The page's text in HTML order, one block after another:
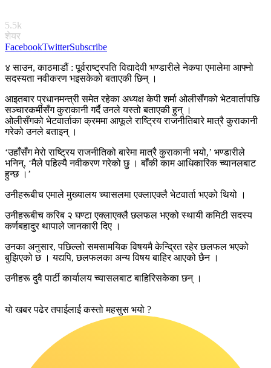
5.5k
शेयर
FacebookTwitterSubscribe
४ साउन, काठमाडौं : पूर्वराष्ट्रपति विद्यादेवी भण्डारीले नेकपा एमालेमा आफ्नो
सदस्यता नवीकरण भइसकेको बताएकी छिन् ।
आइतबार प्रधानमन्त्री समेत रहेका अध्यक्ष केपी शर्मा ओलीसँगको भेटवार्तापछि
सञ्चारकर्मीसँग कुराकानी गर्दै उनले यस्तो बताएकी हुन् ।
ओलीसँगको भेटवार्ताका क्रममा आफूले राष्ट्रिय राजनीतिबारे मात्रै कुराकानी
गरेको उनले बताइन् ।
‘उहाँसँग मेरो राष्ट्रिय राजनीतिको बारेमा मात्रै कुराकानी भयो,’ भण्डारीले
भनिन्, ‘मैले पहिल्यै नवीकरण गरेको छु । बाँकी काम आधिकारिक च्यानलबाट
हुन्छ ।’
उनीहरूबीच एमाले मुख्यालय च्यासलमा एक्लाएक्लै भेटवार्ता भएको थियो ।
उनीहरूबीच करिब २ घण्टा एक्लाएक्लै छलफल भएको स्थायी कमिटी सदस्य
कर्णबहादुर थापाले जानकारी दिए ।
उनका अनुसार, पछिल्लो समसामयिक विषयमै केन्द्रित रहेर छलफल भएको
बुझिएको छ । यद्यपि, छलफलका अन्य विषय बाहिर आएको छैन ।
उनीहरू दुवै पार्टी कार्यालय च्यासलबाट बाहिरिसकेका छन् ।
यो खबर पढेर तपाईलाई कस्तो महसुस भयो ?